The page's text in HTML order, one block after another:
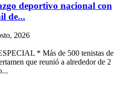
deportivo nacional con
de...
2026
* Más de 500 tenistas de
que reunió a alrededor de 2